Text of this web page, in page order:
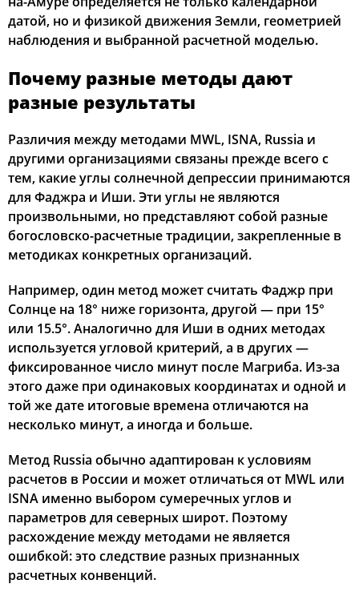
датой, но и физикой движения Земли, геометрией
наблюдения и выбранной расчетной моделью.
Почему разные методы дают
разные результаты
Различия между методами MWL, ISNA, Russia и
другими организациями связаны прежде всего с
тем, какие углы солнечной депрессии принимаются
для Фаджра и Иши. Эти углы не являются
произвольными, но представляют собой разные
богословско-расчетные традиции, закрепленные в
методиках конкретных организаций.
Например, один метод может считать Фаджр при
Солнце на 18° ниже горизонта, другой — при 15°
или 15.5°. Аналогично для Иши в одних методах
используется угловой критерий, а в других —
фиксированное число минут после Магриба. Из-за
этого даже при одинаковых координатах и одной и
той же дате итоговые времена отличаются на
несколько минут, а иногда и больше.
Метод Russia обычно адаптирован к условиям
расчетов в России и может отличаться от MWL или
ISNA именно выбором сумеречных углов и
параметров для северных широт. Поэтому
расхождение между методами не является
ошибкой: это следствие разных признанных
расчетных конвенций.